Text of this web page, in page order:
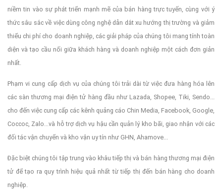
niềm tin vào sự phát triển mạnh mẽ của bán hàng trực tuyến, cùng với ý
thức sâu sắc về việc dùng công nghệ dẫn dắt xu hướng thị trường và giảm
thiểu chi phí cho doanh nghiệp, các giải pháp của chúng tôi mang tính toàn
diện và tạo cầu nối giữa khách hàng và doanh nghiệp một cách đơn giản
nhất.
Phạm vi cung cấp dịch vụ của chúng tôi trải dài từ việc đưa hàng hóa lên
các sàn thương mại điện tử hàng đầu như Lazada, Shopee, Tiki, Sendo...
cho đến việc cung cấp các kênh quảng cáo Chin Media, Facebook, Google,
Coccoc, Zalo...và hỗ trợ dịch vụ hậu cần quản lý kho bãi, giao nhận với các
đối tác vận chuyển và kho vận uy tín như GHN, Ahamove...
Đặc biệt chúng tôi tập trung vào khâu tiếp thị và bán hàng thương mại điện
tử để tạo ra quy trình hiệu quả nhất từ tiếp thị đến bán hàng cho doanh
nghiệp.